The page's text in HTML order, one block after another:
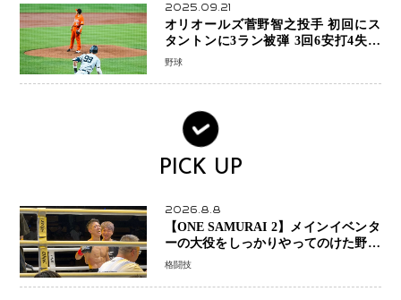
2025.09.21
オリオールズ菅野智之投手 初回にス
タントンに3ラン被弾 3回6安打4失点
で降板
野球
PICK UP
2026.8.8
【ONE SAMURAI 2】メインイベンタ
ーの大役をしっかりやってのけた野杁
正明が衝撃のリベンジ！ リウ・メン
ーで完全決着
格闘技